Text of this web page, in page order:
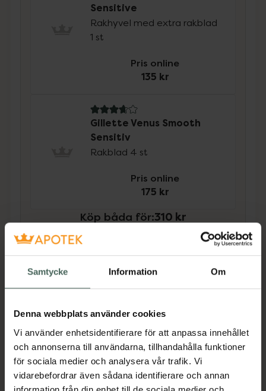
Samtycke Information Om
Denna webbplats använder cookies
Vi använder enhetsidentifierare för att anpassa innehållet
och annonserna till användarna, tillhandahålla funktioner
för sociala medier och analysera vår trafik. Vi
vidarebefordrar även sådana identifierare och annan
Sensitive
Rakhyvel med extra rakblad
1 st
Pris online
135 kr
3.7 av 5 i omdöme
Gillette Venus Smooth
Sensitiv
Rakblad 4 st
Pris online
175 kr
Köp båda för:310 kr
Beskrivning Dölj
Vill du ha en snabb, enkel och len rakning?
Gillette Venus Smooth Sensitive rakhyvel är
skapad för dina unika hudbehov. Rakbladet
har 3 ultravassa blad för en snabb och nära
rakning och det slitstarka, halkfria handtaget